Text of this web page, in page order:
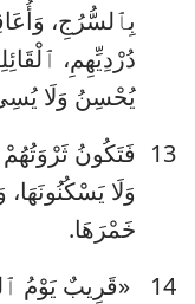
بِٱلسُّرُجِ،
دُرْدِيِّهِمِ،
يُحْسِنُ وَلَا
13 فَتَكُونُ ثَرْوَتُهُمْ
وَلَا
خَمْرَهَا.
14
«قَرِيبٌ يَوْمُ